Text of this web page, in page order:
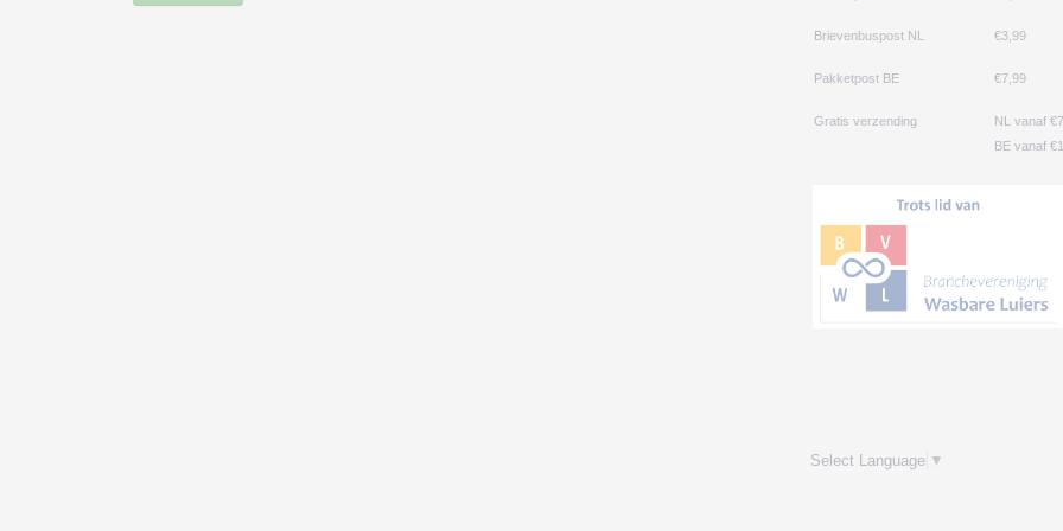
Brievenbuspost NL €3,99
Pakketpost BE €7,99
Gratis verzending
NL vanaf
BE vanaf
Select Language ▼